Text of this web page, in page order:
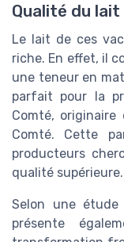
Qualité du
Le lait de ces
riche. En effet, il
une teneur en
parfait pour la
Comté,
Comté. Cette
producteurs
qualité supérieure.
Selon une
présente